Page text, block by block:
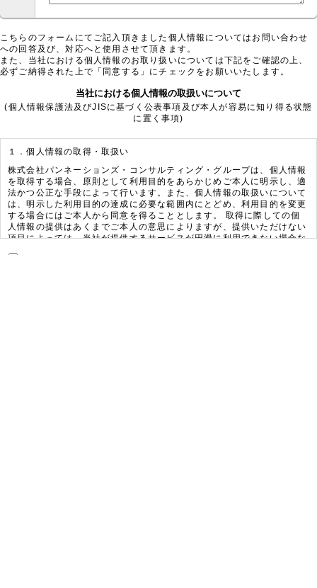
こちらのフォームにてご記入頂きました個人情報についてはお問い合わせ
への回答及び、対応へと使用させて頂きます。
また、当社における個人情報のお取り扱いについては下記をご確認の上、
必ずご納得された上で「同意する」にチェックをお願いいたします。
当社における個人情報の取扱いについて
(個人情報保護法及びJISに基づく公表事項及び本人が容易に知り得る状態
に置く事項)
１．個人情報の取得・取扱い
株式会社パンネーションズ・コンサルティング・グループは、個人情報
を取得する場合、原則として利用目的をあらかじめご本人に明示し、適
法かつ公正な手段によって行います。また、個人情報の取扱いについて
は、明示した利用目的の達成に必要な範囲内にとどめ、利用目的を変更
する場合にはご本人から同意を得ることとします。 取得に際しての個
人情報の提供はあくまでご本人の意思によりますが、提供いただけない
項目によっては、当社が提供するサービスが円滑に利用できない場合な